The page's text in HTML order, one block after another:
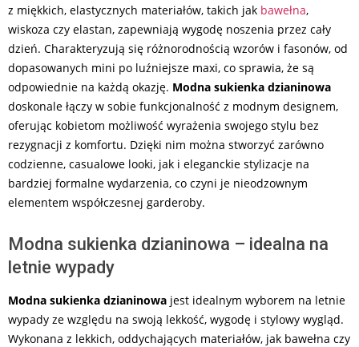
z miękkich, elastycznych materiałów, takich jak bawełna,
wiskoza czy elastan, zapewniają wygodę noszenia przez cały
dzień. Charakteryzują się różnorodnością wzorów i fasonów, od
dopasowanych mini po luźniejsze maxi, co sprawia, że są
odpowiednie na każdą okazję. Modna sukienka dzianinowa
doskonale łączy w sobie funkcjonalność z modnym designem,
oferując kobietom możliwość wyrażenia swojego stylu bez
rezygnacji z komfortu. Dzięki nim można stworzyć zarówno
codzienne, casualowe looki, jak i eleganckie stylizacje na
bardziej formalne wydarzenia, co czyni je nieodzownym
elementem współczesnej garderoby.
Modna sukienka dzianinowa – idealna na
letnie wypady
Modna sukienka dzianinowa jest idealnym wyborem na letnie
wypady ze względu na swoją lekkość, wygodę i stylowy wygląd.
Wykonana z lekkich, oddychających materiałów, jak bawełna czy